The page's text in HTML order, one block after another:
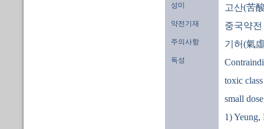
성미 고산(苦
약전기재 중국약전
주의사항 기허(氣
독성
toxic
small
1)